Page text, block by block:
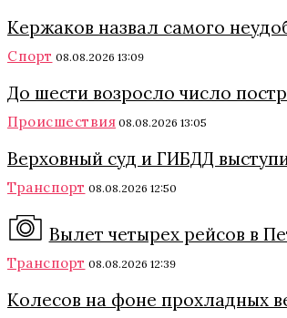
Кержаков назвал самого
Спорт 08.08.2026 13:09
До шести возросло число
Происшествия 08.08.2026 13:05
Верховный суд и ГИБДД
Транспорт 08.08.2026 12:50
Вылет четырех рейсов в
Транспорт 08.08.2026 12:39
Колесов на фоне прохладных